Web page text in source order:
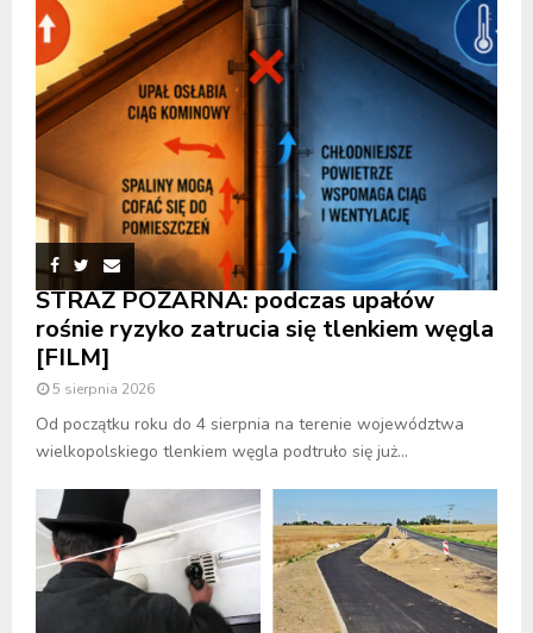
STRAŻ POŻARNA: podczas upałów
rośnie ryzyko zatrucia się tlenkiem węgla
[FILM]
5 sierpnia 2026
Od początku roku do 4 sierpnia na terenie województwa
wielkopolskiego tlenkiem węgla podtruło się już...